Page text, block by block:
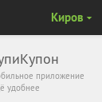
приложение
удобнее
Киров